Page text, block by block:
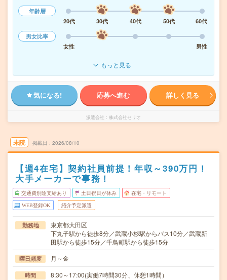
年齢層
20代
30代 40代 50代
60代
男女比率
女性
男性
もっと見る
気になる! 応募へ進む 詳しく見る
派遣会社 株式会社セリオ
未読 掲載日 2026/08/10
【週4在宅】契約社員前提！年収～390万円！
大手メーカーで事務！
交通費別途支給あり 土日祝日が休み 在宅・リモート
WEB登録OK 紹介予定派遣
勤務地
東京都大田区
下丸子駅から徒歩8分／武蔵小杉駅からバス10分／武蔵新
田駅から徒歩15分／千鳥町駅から徒歩15分
曜日頻度 月～金
時間 8:30～17:00(実働7時間30分、休憩1時間）